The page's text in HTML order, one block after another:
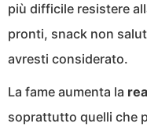
più difficile resistere
pronti, snack non
avresti considerato.
La fame aumenta la
soprattutto quelli che